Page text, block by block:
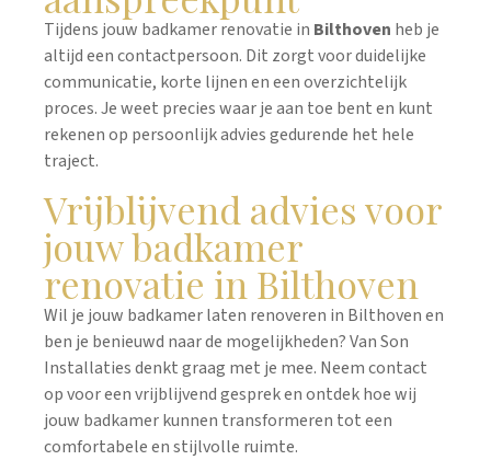
Tijdens jouw badkamer renovatie in Bilthoven heb je
altijd een contactpersoon. Dit zorgt voor duidelijke
communicatie, korte lijnen en een overzichtelijk
proces. Je weet precies waar je aan toe bent en kunt
rekenen op persoonlijk advies gedurende het hele
traject.
Vrijblijvend advies voor
jouw badkamer
renovatie in Bilthoven
Wil je jouw badkamer laten renoveren in Bilthoven en
ben je benieuwd naar de mogelijkheden? Van Son
Installaties denkt graag met je mee. Neem contact
op voor een vrijblijvend gesprek en ontdek hoe wij
jouw badkamer kunnen transformeren tot een
comfortabele en stijlvolle ruimte.